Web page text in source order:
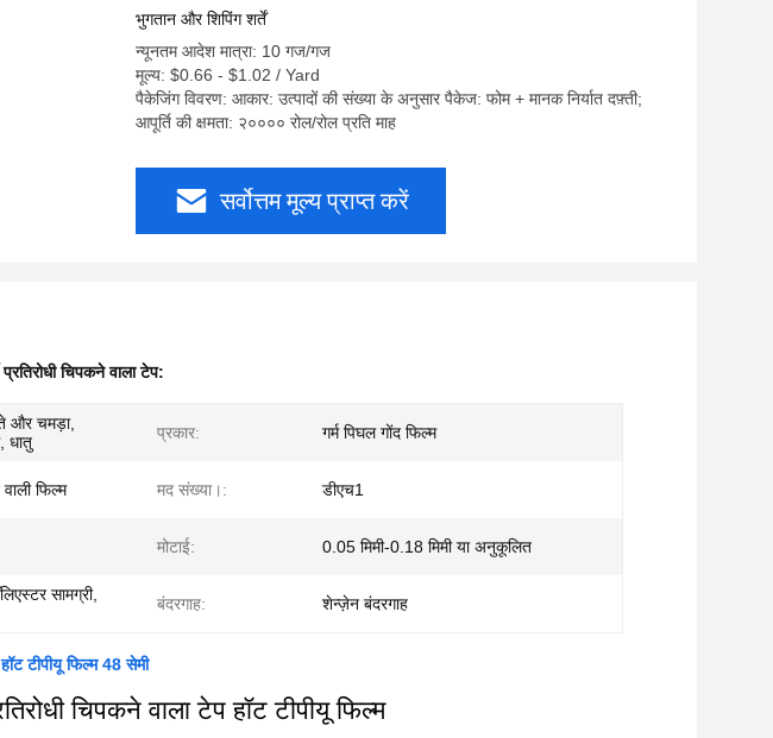
भुगतान और शिपिंग शर्तें
न्यूनतम आदेश मात्रा: 10 गज/गज
मूल्य: $0.66 - $1.02 / Yard
पैकेजिंग विवरण: आकार: उत्पादों की संख्या के अनुसार पैकेज: फोम + मानक निर्यात दफ़्ती;
आपूर्ति की क्षमता: २०००० रोल/रोल प्रति माह
सर्वोत्तम मूल्य प्राप्त करें
प्रतिरोधी चिपकने वाला टेप:
और चमड़ा,
धातु
प्रकार: गर्म पिघल गोंद फिल्म
फिल्म मद संख्या।: डीएच1
मोटाई: 0.05 मिमी-0.18 मिमी या अनुकूलित
सामग्री,
बंदरगाह: शेन्ज़ेन बंदरगाह
टीपीयू फिल्म 48 सेमी
चिपकने वाला टेप हॉट टीपीयू फिल्म